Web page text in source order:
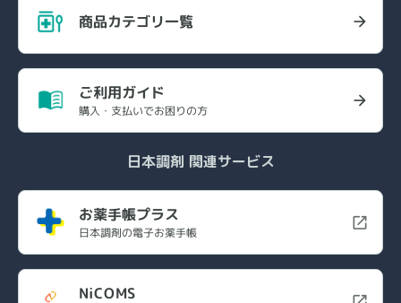
商品カテゴリ一覧
ご利用ガイド
購入・支払いでお困りの方
日本調剤 関連サービス
お薬手帳プラス
日本調剤の電子お薬手帳
NiCOMS